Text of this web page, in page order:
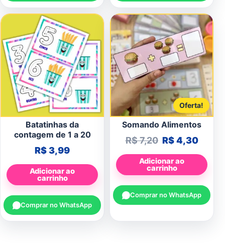
Batatinhas da
contagem de 1 a 20
R$3,99
Adicionar ao
carrinho
Comprar no WhatsApp
Oferta!
Somando Alimentos
R$7,20 O preço
R$4,30O
Adicionar ao
carrinho
Comprar no WhatsApp